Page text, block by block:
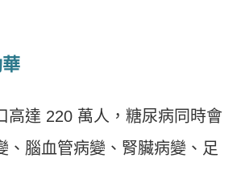
華
高達 220 萬人，糖尿病同時會
、腦血管病變、腎臟病變、足